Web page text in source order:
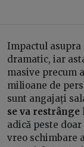
Impactul asupra
dramatic, iar
masive precum
milioane de
sunt angajați
se va restrânge
adică peste
vreo schimbare